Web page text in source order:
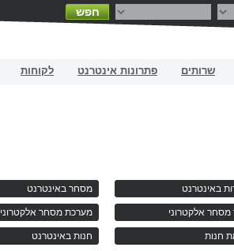
חפש
שרותים פתרונות אינטרנט לקוחות
באינטרנט מסחר באינטרנט
אלקטרוני מערכת מסחר אלקטרוני
חנות חנות באינטרנט